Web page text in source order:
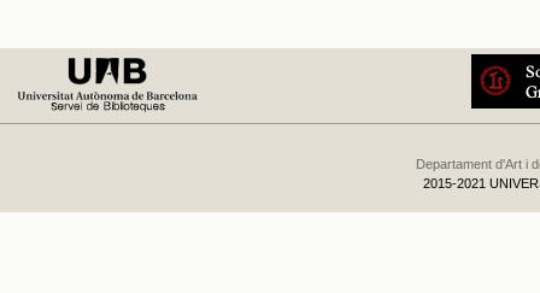
Departament d'Art i
2015-2021